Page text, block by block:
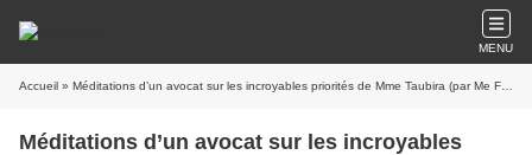
MENU
Accueil » Méditations d’un avocat sur les incroyables priorités de Mme Taubira (par Me Frédéric Pichon)
Méditations d’un avocat sur les incroyables